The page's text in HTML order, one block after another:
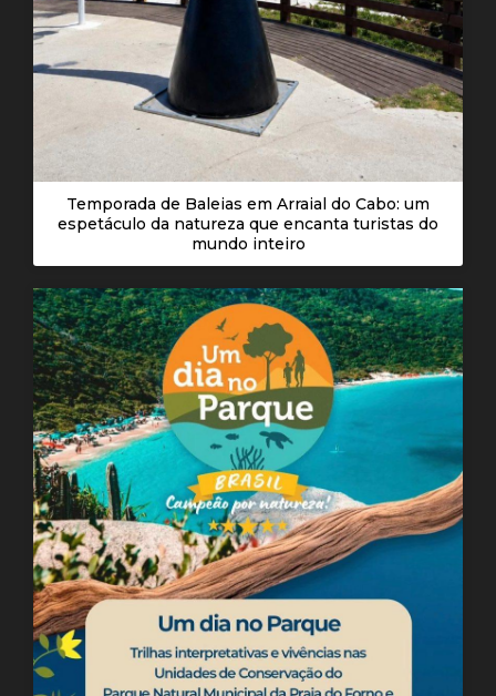
Temporada de Baleias em Arraial do Cabo: um
espetáculo da natureza que encanta turistas do
mundo inteiro